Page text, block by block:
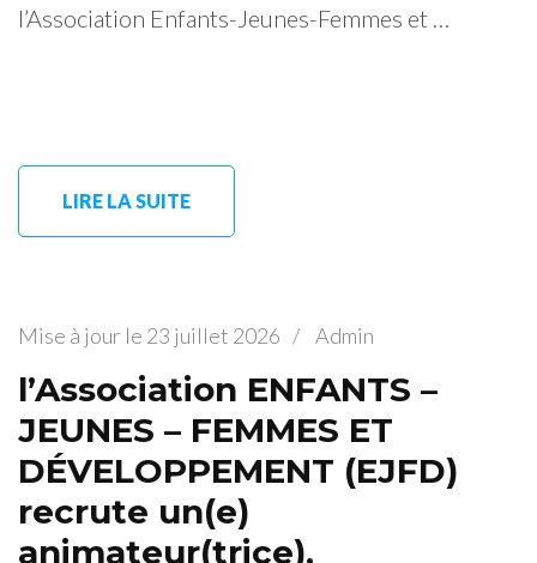
l’Association Enfants-Jeunes-Femmes et …
LIRE LA SUITE
Mise à jour le 23 juillet 2026 / Admin
l’Association ENFANTS –
JEUNES – FEMMES ET
DÉVELOPPEMENT (EJFD)
recrute un(e)
animateur(trice).